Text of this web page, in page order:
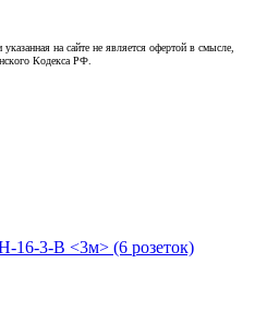
на сайте не является офертой в смысле,
Кодекса РФ.
16-3-B <3м> (6 розеток)